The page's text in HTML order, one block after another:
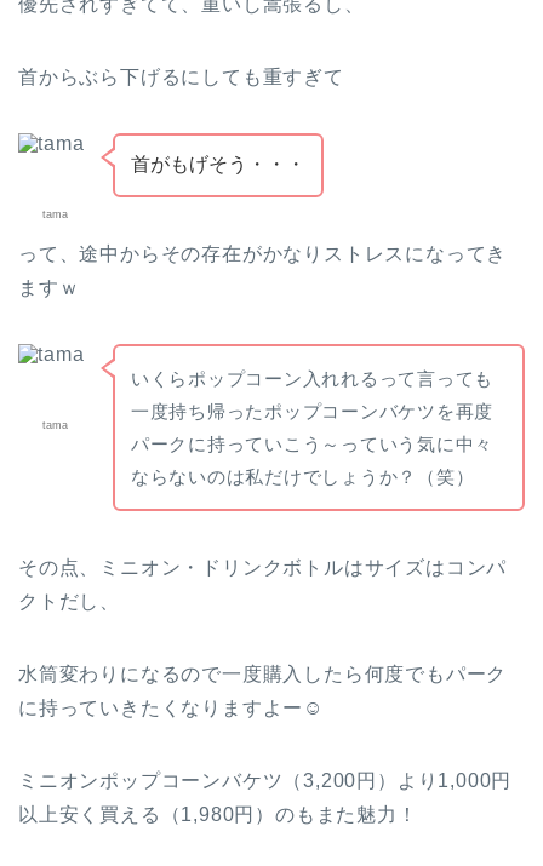
首からぶら下げるにしても重すぎて
tama
首がもげそう・・・
って、途中からその存在がかなりストレスになってき
ますｗ
tama
いくらポップコーン入れれるって言っても
一度持ち帰ったポップコーンバケツを再度
パークに持っていこう～っていう気に中々
ならないのは私だけでしょうか？（笑）
その点、ミニオン・ドリンクボトルはサイズはコンパ
クトだし、
水筒変わりになるので一度購入したら何度でもパーク
に持っていきたくなりますよー☺
ミニオンポップコーンバケツ（3,200円）より1,000円
以上安く買える（1,980円）のもまた魅力！